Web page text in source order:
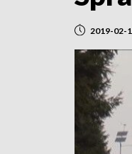
2019-02-